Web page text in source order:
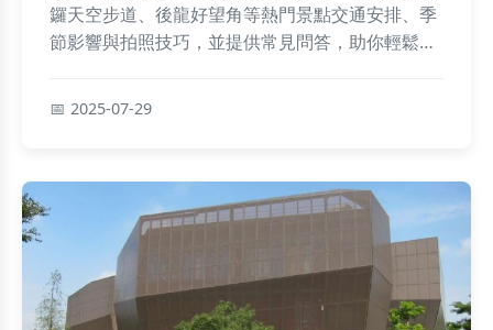
鑼天空步道、後龍好望角等熱門景點交通安排、季
節影響與拍照技巧，並提供常見問答，助你輕鬆捕
2025-07-29